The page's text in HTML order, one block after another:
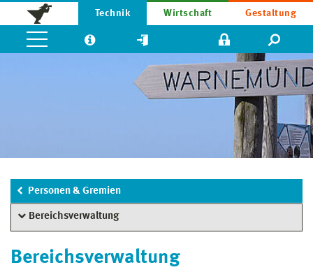
Technik Wirtschaft Gestaltung
Personen & Gremien
Bereichsverwaltung
Bereichsverwaltung